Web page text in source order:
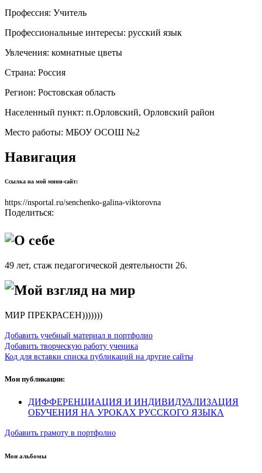
Профессия: Учитель
Профессиональные интересы: русский язык
Увлечения: комнатные цветы
Страна: Россия
Регион: Ростовская область
Населенный пункт: п.Орловский, Орловский район
Место работы: МБОУ ОСОШ №2
Навигация
Ссылка на мой мини-сайт:
https://nsportal.ru/senchenko-galina-viktorovna
Поделиться:
О себе
49 лет, стаж педагогической деятельности 26.
Мой взгляд на мир
МИР ПРЕКРАСЕН)))))))
Добавить учебный материал в портфолио
Добавить творческую работу ученика
Код для вставки списка публикаций на другие сайты
Мои публикации:
ДИФФЕРЕНЦИАЦИЯ И ИНДИВИДУАЛИЗАЦИЯ
ОБУЧЕНИЯ НА УРОКАХ РУССКОГО ЯЗЫКА
Добавить грамоту в портфолио
Мои альбомы